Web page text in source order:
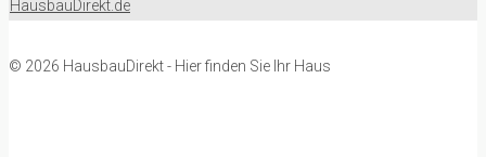
© 2026 HausbauDirekt - Hier finden Sie Ihr Haus